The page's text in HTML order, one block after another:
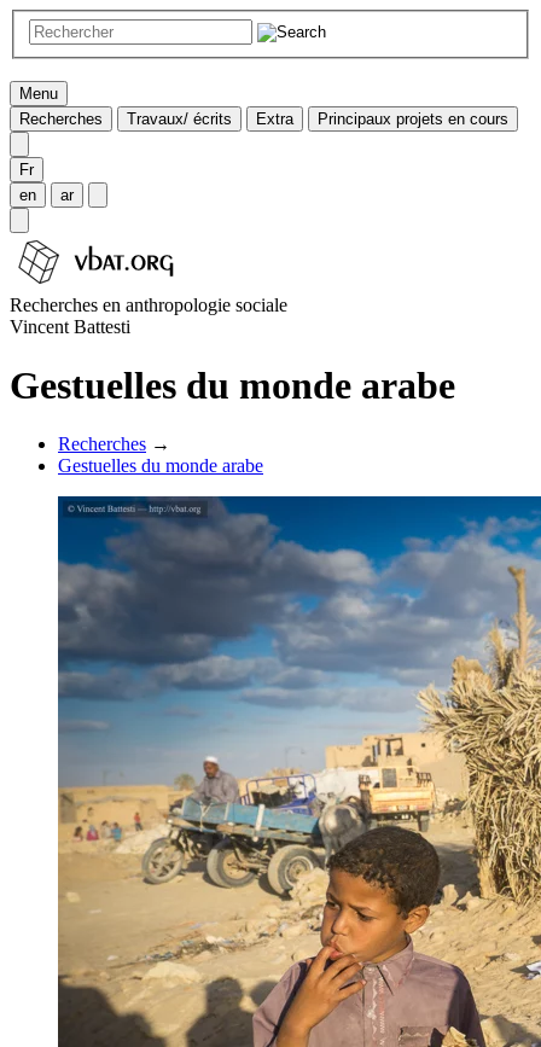
Menu
Recherches
Travaux/ écrits Extra Principaux projets en cours
Fr
en
ar
Recherches en anthropologie sociale
Vincent Battesti
Gestuelles du monde arabe
Recherches →
Gestuelles du monde arabe